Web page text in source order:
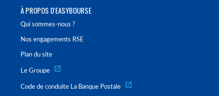
À PROPOS D'EASYBOURSE
Qui sommes-nous ?
Nos engagements RSE
Plan du site
Le Groupe
Code de conduite La Banque Postale